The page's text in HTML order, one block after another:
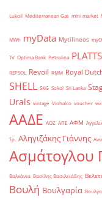
Lukoil Mediterranean Gas mini market
MWh myData Mytilineos
TV Optima Bank Petrolina PLATTS
REPSOL Revoil RMM Royal
SHELL SKG Sokol Sri Lanka
Urals vintage Viohalco voucher
ΑΑΔΕ ΑΟΖ ΑΠΕ ΑΦΜ
Τρ. Αληγιζάκης Γιάννης
Ασμάτογλου
Βαλκάνια Βασίλης Βασιλειάδης
Βουλή Βουλγαρία